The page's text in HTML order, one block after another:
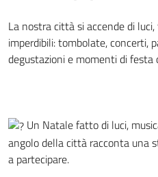
La nostra città si accende di
imperdibili: tombolate, concerti,
degustazioni e momenti di festa
Un Natale fatto di luci,
angolo della città racconta una
a partecipare.